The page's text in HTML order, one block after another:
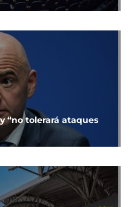
“no tolerará ataques